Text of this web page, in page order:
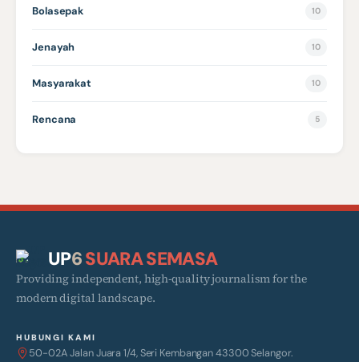
Bolasepak 10
Jenayah 10
Masyarakat 10
Rencana 5
UP6SUARA SEMASA
Providing independent, high-quality journalism for the
modern digital landscape.
HUBUNGI KAMI
50-02A Jalan Juara 1/4, Seri Kembangan 43300 Selangor.